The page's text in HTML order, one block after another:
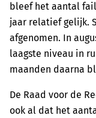
bleef het aantal
jaar relatief gelijk.
afgenomen. In
laagste niveau in
maanden daarna
De Raad voor de
ook al dat het